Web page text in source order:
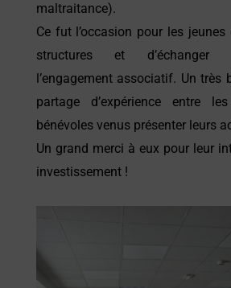
maltraitance).
Ce fut l’occasion pour les
structures et d’échanger
l’engagement associatif. Un très
partage d’expérience entre
bénévoles venus présenter leurs
Un grand merci à eux pour leur
investissement !